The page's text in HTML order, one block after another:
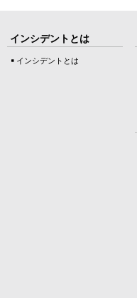
インシデントとは
インシデントとは